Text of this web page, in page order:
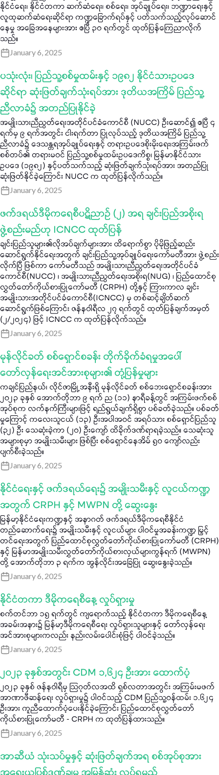
နိုင်ငံရေး၊ နိုင်ငံတကာ ဆက်ဆံရေး၊ စစ်ရေး၊ အုပ်ချုပ်ရေး၊ ဘဏ္ဍာရေးနှင့်
လူထုဆက်ဆံရေးဆိုင်ရာ ကဏ္ဍခြောက်ရပ်နှင့် ပတ်သက်သည့်လုပ်ဆောင်
နေမှု အခြေအနေများအား ဧပြီ ၃၀ ရက်တွင် ထုတ်ပြန်ကြေညာလိုက်
သည်။
January 6, 2025
ပသုံးလုံး၊ ပြည်သူ့စစ်မှုထမ်းနှင့် ၁၉၈၂ နိုင်ငံသားဥပဒေ
ဆိုင်ရာ ဆုံးဖြတ်ချက်သုံးရပ်အား ဒုတိယအကြိမ် ပြည်သူ့
ညီလာခံ၌ အတည်ပြုနိုင်ခဲ့
အမျိုးသားညီညွတ်ရေးအတိုင်ပင်ခံကောင်စီ (NUCC) ဦးဆောင်၍ ဧပြီ ၄
ရက်မှ ၉ ရက်အတွင်း ငါးရက်တာ ပြုလုပ်သည့် ဒုတိယအကြိမ် ပြည်သူ့
ညီလာခံ၌ ဒေသန္တရအုပ်ချုပ်ရေးနှင့် တရားဥပဒေစိုးမိုးရေး၊အကြမ်းဖက်
စစ်တပ်၏ တရားမဝင် ပြည်သူ့စစ်မှုထမ်းဥပဒေကိစ္စ၊ မြန်မာနိုင်ငံသား
ဥပဒေ (၁၉၈၂) နှင့်ပတ်သက်သည့် ဆုံးဖြတ်ချက်သုံးရပ်အား အတည်ပြု
ဆုံးဖြတ်နိုင်ခဲ့ကြောင်း NUCC က ထုတ်ပြန်လိုက်သည်။
January 6, 2025
ဖက်ဒရယ်ဒီမိုကရေစီပဋိညာဉ် (၂) အရ ချင်းပြည်အစိုးရ
ဖွဲ့စည်းမည်ဟု ICNCC ထုတ်ပြန်
ချင်းပြည်သူများ၏လိုအပ်ချက်များအား ထိရောက်စွာ ပိုမိုဖြည့်ဆည်း
ဆောင်ရွက်နိုင်ရေးအတွက် ချင်းပြည်သူ့အုပ်ချုပ်ရေးကော်မတီအား ဖွဲ့စည်း
လိုက်ပြီ ဖြစ်ကာ ကော်မတီသည် အမျိုးသားညီညွတ်ရေးအတိုင်ပင်ခံ
ကောင်စီ(NUCC) ၊ အမျိုးသားညီညွတ်ရေးအစိုးရ(NUG) ၊ ပြည်ထောင်စု
လွှတ်တော်ကိုယ်စားပြုကော်မတီ (CRPH) တို့နှင့် ကြားကာလ ချင်း
အမျိုးသားအတိုင်ပင်ခံကောင်စီ(ICNCC) မှ တစ်ဆင့်ချိတ်ဆက်
ဆောင်ရွက်ဖြစ်ကြောင်း ဇန်နဝါရီလ ၂၇ ရက်တွင် ထုတ်ပြန်ချက်အမှတ်
(၂/၂၀၂၄) ဖြင့် ICNCC က ထုတ်ပြန်လိုက်သည်။
January 6, 2025
မုန်လိုင်ခတ် စစ်ရှောင်စခန်း တိုက်ခိုက်ခံရမှုအပေါ်
တော်လှန်ရေးအင်အားစုများ၏ တုံ့ပြန်မှုများ
ကချင်ပြည်နယ်၊ လိုင်ဇာမြို့အနီးရှိ မုန်လိုင်ခတ် စစ်ဘေးရှောင်စခန်းအား
၂၀၂၃ ခုနှစ် အောက်တိုဘာ ၉ ရက် ည (၁၁) နာရီခန့်တွင် အကြမ်းဖက်စစ်
အုပ်စုက လက်နက်ကြီးများဖြင့် ရည်ရွယ်ချက်ရှိစွာ ပစ်ခတ်ခဲ့သည်။ ပစ်ခတ်
မှုကြောင့် ကလေးသူငယ် (၁၃) ဦးအပါအဝင် အရပ်သား စစ်ရှောင်ပြည်သူ
(၃၂) ဦး သေဆုံးခဲ့ကာ (၂၀) ဦးကျော် ထိခိုက်ဒဏ်ရာရခဲ့သည်။ သေဆုံးသူ
အများစုမှာ အမျိုးသမီးများ ဖြစ်ပြီး စစ်ရှောင်နေအိမ် ၅၀ ကျော်လည်း
ပျက်စီးခဲ့သည်။
January 6, 2025
နိုင်ငံရေးနှင့် ဖက်ဒရယ်ရေး၌ အမျိုးသမီးနှင့် လူငယ်ကဏ္ဍ
အတွက် CRPH နှင့် MWPN တို့ ဆွေးနွေး
မြန်မာ့နိုင်ငံရေးကဏ္ဍနှင့် အနာဂတ် ဖက်ဒရယ်ဒီမိုကရေစီနိုင်ငံ
တည်ဆောက်ရေး၌ အမျိုးသမီးနှင့် လူငယ်များ ပါဝင်မှုအခန်းကဏ္ဍ မြှင့်
တင်ရေးအတွက် ပြည်ထောင်စုလွှတ်တော်ကိုယ်စားပြုကော်မတီ (CRPH)
နှင့် မြန်မာအမျိုးသမီးလွှတ်တော်ကိုယ်စားလှယ်များကွန်ရက် (MWPN)
တို့ အောက်တိုဘာ ၃ ရက်က အွန်လိုင်းအခြေပြု ဆွေးနွေးခဲ့သည်။
January 6, 2025
နိုင်ငံတကာ ဒီမိုကရေစီနေ့ လှုပ်ရှားမှု
စက်တင်ဘာ ၁၅ ရက်တွင် ကျရောက်သည့် နိုင်ငံတကာ ဒီမိုကရေစီနေ့
အခမ်းအနား၌ မြန်မာ့ဒီမိုကရေစီရေး လှုပ်ရှားသူများနှင့် တော်လှန်ရေး
အင်အားစုများကလည်း နည်းလမ်းပေါင်းစုံဖြင့် ပါဝင်ခဲ့သည်။
January 6, 2025
၂၀၂၃ ခုနှစ်အတွင်း CDM ၁,၆၂၄ ဦးအား ထောက်ပံ့
၂၀၂၃ ခုနှစ် ဇန်နဝါရီမှ သြဂုတ်လအထိ ရှစ်လတာအတွင်း အကြမ်းမဖက်
အာဏာဖီဆန်ရေး လှုပ်ရှားမှု၌ ပါဝင်သည့် CDM ပြည်သူ့ဝန်ထမ်း ၁.၆၂၄
ဦးအား ကူညီထောက်ပံ့ပေးနိုင်ခဲ့ကြောင်း ပြည်ထောင်စုလွှတ်တော်
ကိုယ်စားပြုကော်မတီ - CRPH က ထုတ်ပြန်ထားသည်။
January 6, 2025
အာဆီယံ သုံးသပ်မှုနှင့် ဆုံးဖြတ်ချက်အရ စစ်အုပ်စုအား